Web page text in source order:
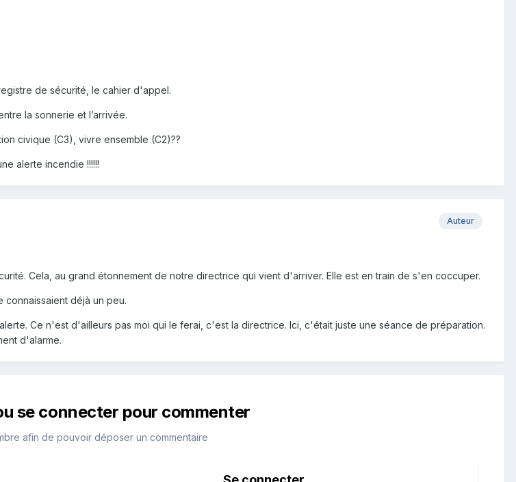
de sécurité, le cahier d'appel.
la sonnerie et l’arrivée.
civique (C3), vivre ensemble (C2)??
alerte incendie !!!!!!
Auteur
Cela, au grand étonnement de notre directrice qui vient d'arriver. Elle est en train de s'en coccuper.
connaissaient déjà un peu.
Ce n'est d'ailleurs pas moi qui le ferai, c'est la directrice. Ici, c'était juste une séance de préparation.
d'alarme.
se connecter pour commenter
afin de pouvoir déposer un commentaire